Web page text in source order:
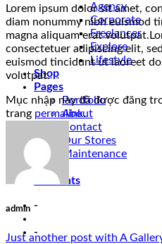
Agency
Corporate
Freelancer
Explore
Lifestyle
Shop
Pages
Portfolio
About
Contact
Our Stores
Maintenance
Blog
Elements
-
-
Lorem ipsum dolor sit amet,
diam nonummy nibh euismod
magna aliquam erat
consectetuer adipiscing elit,
euismod tincidunt ut laoreet
volutpat.
Mục nhập này đã được đăng
trang permalink.
admin
Just another post with A